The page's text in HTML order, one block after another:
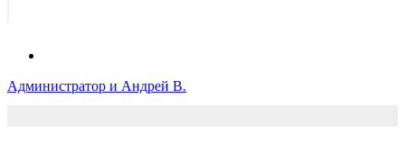
Администратор и Андрей В.